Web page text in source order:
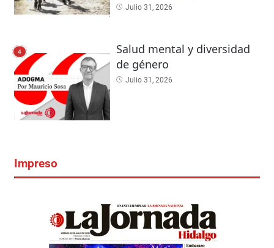
Julio 31, 2026
4
Salud mental y diversidad
de género
Julio 31, 2026
Impreso